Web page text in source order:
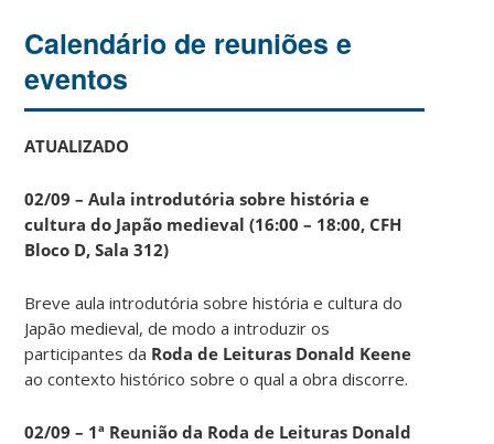
Calendário de reuniões e
eventos
ATUALIZADO
02/09 – Aula introdutória sobre história e
cultura do Japão medieval (16:00 – 18:00, CFH
Bloco D, Sala 312)
Breve aula introdutória sobre história e cultura do
Japão medieval, de modo a introduzir os
participantes da Roda de Leituras Donald Keene
ao contexto histórico sobre o qual a obra discorre.
02/09 – 1ª Reunião da Roda de Leituras Donald